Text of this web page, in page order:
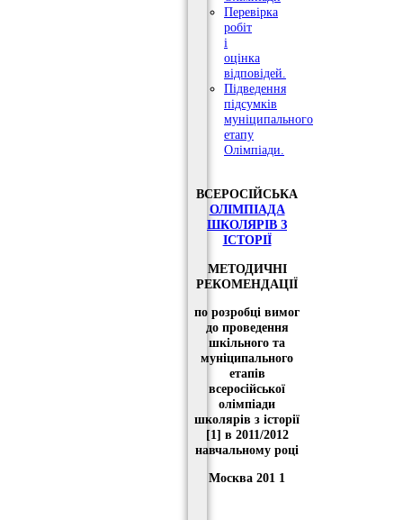
Перевірка
робіт
і
оцінка
відповідей.
Підведення
підсумків
муніципального
етапу
Олімпіади.
ВСЕРОСІЙСЬКА
ОЛІМПІАДА
ШКОЛЯРІВ З
ІСТОРІЇ
МЕТОДИЧНІ
РЕКОМЕНДАЦІЇ
по розробці вимог
до проведення
шкільного та
муніципального
етапів
всеросійської
олімпіади
школярів з історії
[1] в 2011/2012
навчальному році
Москва 201 1